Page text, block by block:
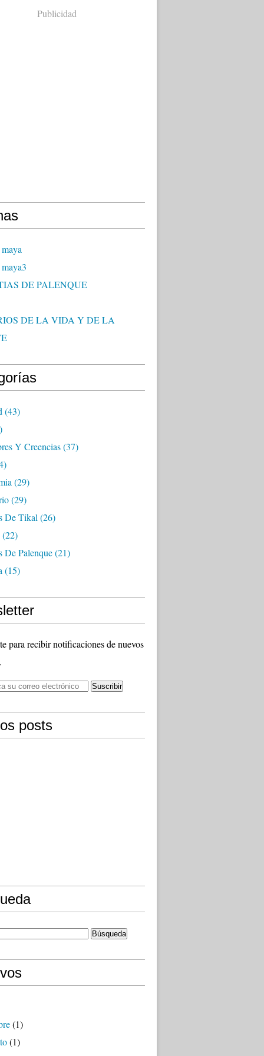
Publicidad
DE PALENQUE
DE LA VIDA Y DE LA
(43)
Y Creencias(37)
(29)
(29)
De Tikal (26)
(22)
De Palenque(21)
(15)
para recibir notificaciones de nuevos
posts
(1)
(1)